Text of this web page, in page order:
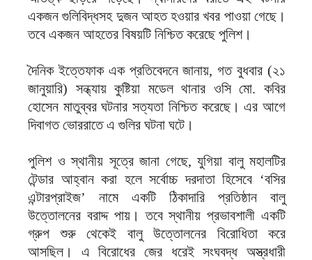
একজন গুলিবিদ্ধসহ দুজন আহত হওয়ার খবর পাওয়া গেছে।
তবে একজন আহতের বিষয়টি নিশ্চিত করেছে পুলিশ।
দৈনিক ইত্তেফাক এক প্রতিবেদনে জানায়, গত বুধবার (২১
জানুয়ারি) সন্ধ্যায় কুষ্টিয়া মডেল থানার ওসি মো. কবির
হোসেন মাতুব্বর ঘটনার সত্যতা নিশ্চিত করেছে। এর আগে
দিবাগত ভোররাতে এ গুলির ঘটনা ঘটে।
পুলিশ ও স্থানীয় সূত্রে জানা গেছে, যুগিয়া বালু মহালটির
টেন্ডার আহ্বান করা হলে সর্বোচ্চ দরদাতা হিসেবে ‘বসির
এন্টারপ্রাইজ’ নামে একটি ঠিকাদারি প্রতিষ্ঠান বালু
উত্তোলনের বরাদ্দ পায়। তবে স্থানীয় প্রভাবশালী একটি
গ্রুপ শুরু থেকেই বালু উত্তোলনের বিরোধিতা করে
আসছিল। এ বিরোধের জের ধরেই সংঘবদ্ধ অস্ত্রধারী